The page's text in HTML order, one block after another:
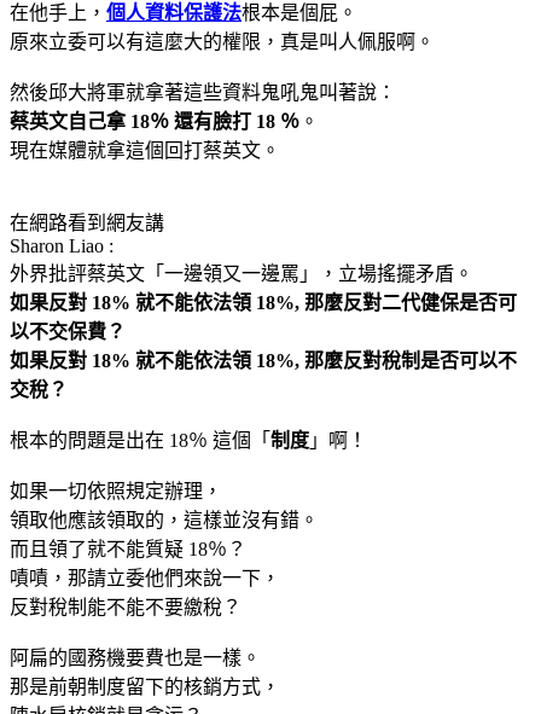
在他手上， 個人資料保護法根本是個屁。
原來立委可以有這麼大的權限，真是叫人佩服啊。
然後邱大將軍就拿著這些資料鬼吼鬼叫著說：
蔡英文自己拿 18％ 還有臉打 18 ％ 。
現在媒體就拿這個回打蔡英文。
在網路看到網友講
Sharon Liao :
外界批評蔡英文「一邊領又一邊罵」，立場搖擺矛盾。
如果反對 18% 就不能依法領 18%, 那麼反對二代健保是否可
以不交保費？
如果反對 18% 就不能依法領 18%, 那麼反對稅制是否可以不
交稅？
根本的問題是出在 18％ 這個「 制度 」啊！
如果一切依照規定辦理，
領取他應該領取的，這樣並沒有錯。
而且領了就不能質疑 18％？
嘖嘖，那請立委他們來說一下，
反對稅制能不能不要繳稅？
阿扁的國務機要費也是一樣。
那是前朝制度留下的核銷方式，